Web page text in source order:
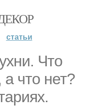
статьи
Что
что нет?